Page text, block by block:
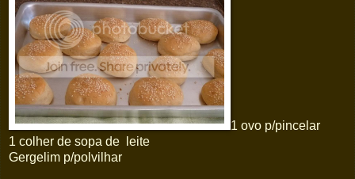
1 ovo p/pincelar
1 colher de sopa de leite
Gergelim p/polvilhar